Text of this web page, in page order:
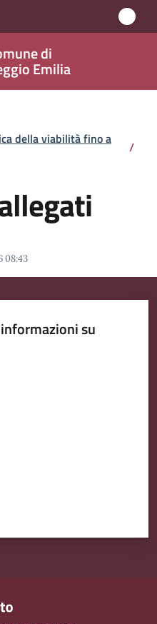
di
Emilia
della viabilità fino a
/
08:43
su